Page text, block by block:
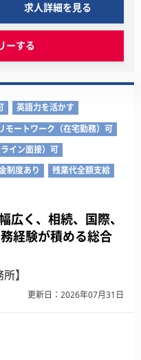
求人詳細を見る
ーする
英語力を活かす
モートワーク（在宅勤務）可
イン面接）可
制度あり
残業代全額支給
広く、相続、国際、
経験が積める総合
】
更新日：2026年07月31日